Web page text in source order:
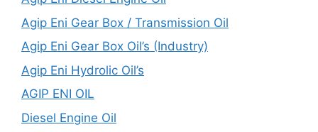
Agip Eni Gear Box / Transmission Oil
Agip Eni Gear Box Oil’s (Industry)
Agip Eni Hydrolic Oil’s
AGIP ENI OIL
Diesel Engine Oil